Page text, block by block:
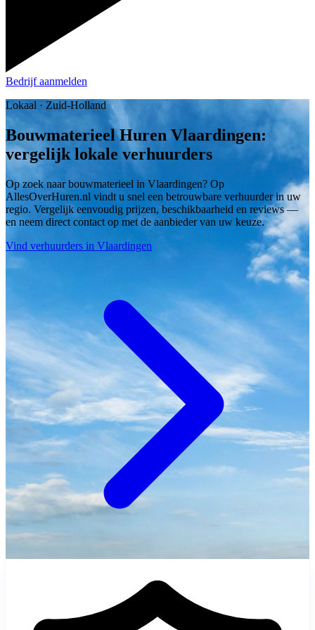
Bedrijf aanmelden
Lokaal · Zuid-Holland
Bouwmaterieel Huren Vlaardingen:
vergelijk lokale verhuurders
Op zoek naar bouwmaterieel in Vlaardingen? Op
AllesOverHuren.nl vindt u snel een betrouwbare verhuurder in uw
regio. Vergelijk eenvoudig prijzen, beschikbaarheid en reviews —
en neem direct contact op met de aanbieder van uw keuze.
Vind verhuurders in Vlaardingen